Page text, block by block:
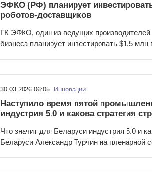
ЭФКО (РФ) планирует
роботов-доставщиков
ГК ЭФКО, один из ведущих
бизнеса планирует инвестировать $1,5
30.03.2026 06:05 Инновации
Наступило время пятой
индустрия 5.0 и какова стратегия
Что значит для Беларуси индустрия 5.0 и
Беларуси Александр Турчин на